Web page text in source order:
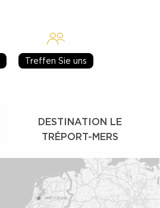
Treffen Sie uns
DESTINATION LE
TRÉPORT-MERS